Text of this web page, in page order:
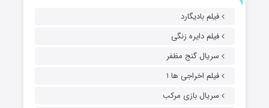
فیلم بادیگارد
فیلم دایره زنگی
سریال گنج مظفر
فیلم اخراجی ها ۱
سریال بازی مرکب